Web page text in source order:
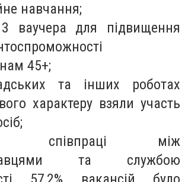
навчання;
ваучера для підвищення
45+;
та інших роботах
характеру взяли участь
співпраці між
та службою